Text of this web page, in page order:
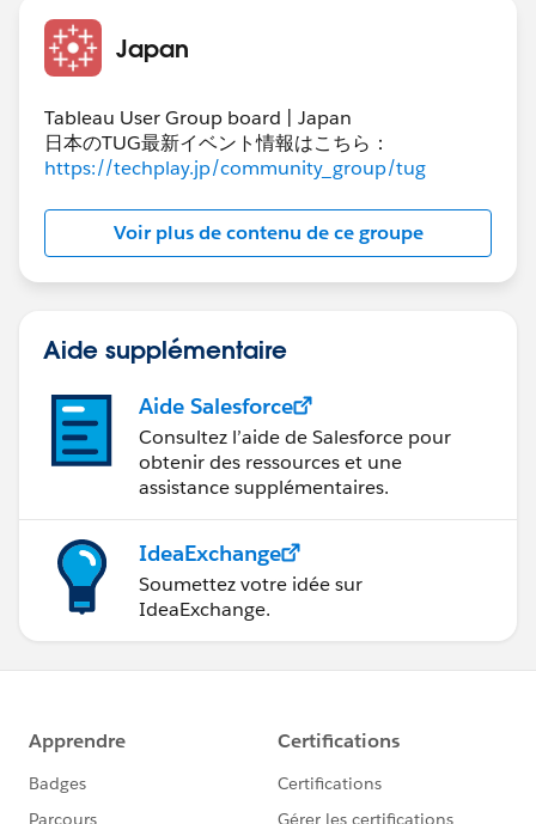
Japan
Tableau User Group board | Japan
日本のTUG最新イベント情報はこちら：
https://techplay.jp/community_group/tug
Voir plus de contenu de ce groupe
Aide supplémentaire
Aide Salesforce
Consultez l’aide de Salesforce pour
obtenir des ressources et une
assistance supplémentaires.
IdeaExchange
Soumettez votre idée sur
IdeaExchange.